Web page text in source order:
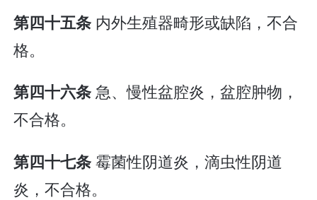
第四十五条 内外生殖器畸形或缺陷，不合
格。
第四十六条急、慢性盆腔炎，盆腔肿物，
不合格。
第四十七条霉菌性阴道炎，滴虫性阴道
炎，不合格。